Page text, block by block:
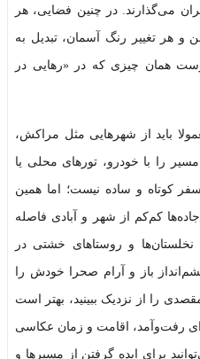
می‌گذارند. در چنین فضایی، هر
هر تغییر رنگ آسمان، تبدیل به
همان چیزی که در «رهایی در
باید از شهرهایی مثل مراکش،
را با خودرو، تورهای محلی یا
کوتاه و ساده نیست؛ اما همین
کم‌کم از شهر و آبادی فاصله
و روستاهای خشتی در
باز و آرام صحرا خودش را
را از نزدیک ببینید، بهتر است
رفت‌وآمد، اقامت و زمان عکاسی
برای ایده گرفتن از مسیرها و